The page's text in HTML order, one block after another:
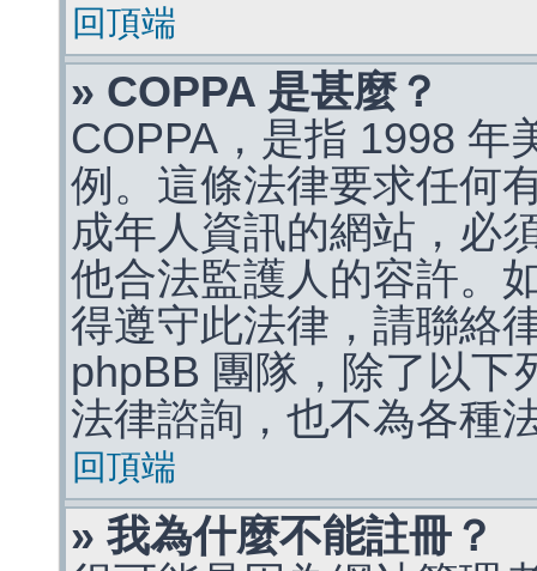
回頂端
» COPPA 是甚麼？
COPPA，是指 1998 年
例。這條法律要求任何
成年人資訊的網站，必
他合法監護人的容許。
得遵守此法律，請聯絡
phpBB 團隊，除了以下
法律諮詢，也不為各種
回頂端
» 我為什麼不能註冊？